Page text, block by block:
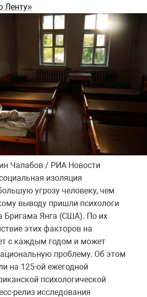
Ленту»
Чалабов / РИА Новости
изоляция
угрозу человеку, чем
выводу пришли психологи
Бригама Янга (США). По их
этих факторов на
с каждым годом и может
проблему. Об этом
на 125-ой ежегодной
психологической
релиз исследования